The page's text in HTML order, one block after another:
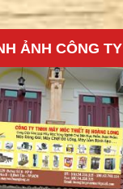
ẢNH CÔNG TY